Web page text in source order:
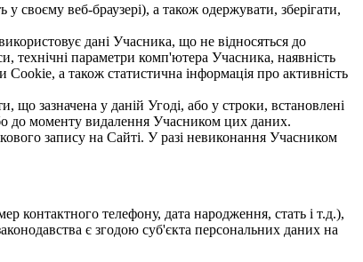
веб-браузері), а також одержувати, зберігати,
дані Учасника, що не відносяться до
технічні параметри комп'ютера Учасника, наявність
а також статистична інформація про активність
що зазначена у даній Угоді, або у строки, встановлені
до моменту видалення Учасником цих даних.
запису на Сайті. У разі невиконання Учасником
контактного телефону, дата народження, стать і т.д.),
є згодою суб'єкта персональних даних на